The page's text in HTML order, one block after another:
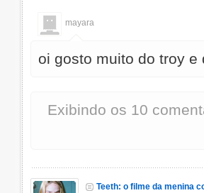
mayara
oi gosto muito do troy
Exibindo os 10
Teeth: o filme da menina